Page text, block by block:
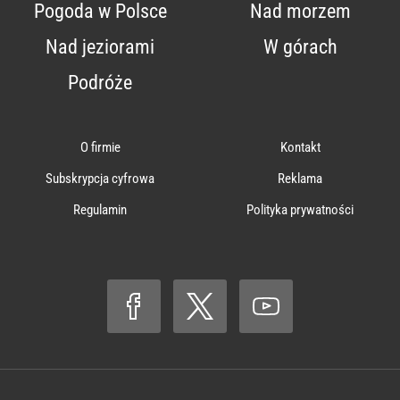
Pogoda w Polsce
Nad morzem
Nad jeziorami
W górach
Podróże
O firmie
Kontakt
Subskrypcja cyfrowa
Reklama
Regulamin
Polityka prywatności